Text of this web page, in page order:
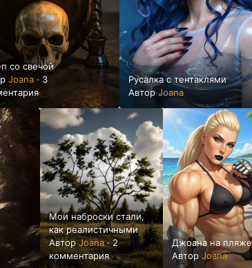
со свечой
Joana · 3
Русалка с тентаклями
АвторJoana
Мои наброски стали,
как реалистичными
АвторJoana·2
комментария
Джоана на пляже
Автор Joana